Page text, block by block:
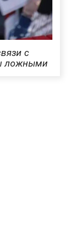
с
ложными